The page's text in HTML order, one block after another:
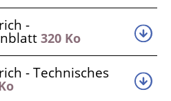
-
320 Ko
- Technisches